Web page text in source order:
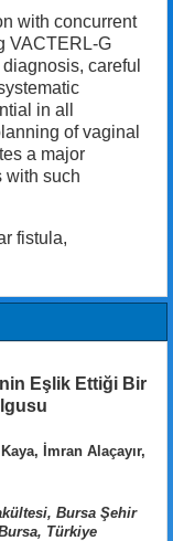
with concurrent
VACTERL-G
careful
in all
of vaginal
a major
with such
fistula,
Eşlik Ettiği Bir
İmran Alaçayır,
Bursa Şehir
Türkiye